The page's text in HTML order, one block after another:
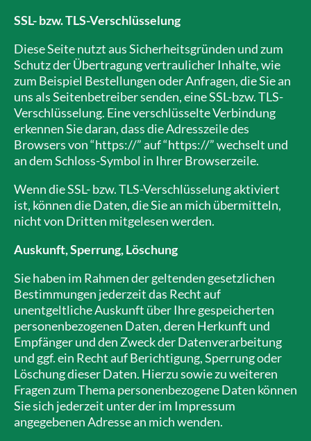
SSL- bzw. TLS-Verschlüsselung
Diese Seite nutzt aus Sicherheitsgründen und zum
Schutz der Übertragung vertraulicher Inhalte, wie
zum Beispiel Bestellungen oder Anfragen, die Sie an
uns als Seitenbetreiber senden, eine SSL-bzw. TLS-
Verschlüsselung. Eine verschlüsselte Verbindung
erkennen Sie daran, dass die Adresszeile des
Browsers von “https://” auf “https://” wechselt und
an dem Schloss-Symbol in Ihrer Browserzeile.
Wenn die SSL- bzw. TLS-Verschlüsselung aktiviert
ist, können die Daten, die Sie an mich übermitteln,
nicht von Dritten mitgelesen werden.
Auskunft, Sperrung, Löschung
Sie haben im Rahmen der geltenden gesetzlichen
Bestimmungen jederzeit das Recht auf
unentgeltliche Auskunft über Ihre gespeicherten
personenbezogenen Daten, deren Herkunft und
Empfänger und den Zweck der Datenverarbeitung
und ggf. ein Recht auf Berichtigung, Sperrung oder
Löschung dieser Daten. Hierzu sowie zu weiteren
Fragen zum Thema personenbezogene Daten können
Sie sich jederzeit unter der im Impressum
angegebenen Adresse an mich wenden.